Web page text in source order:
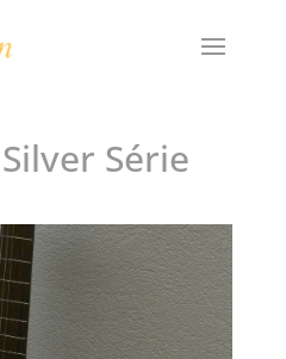
Série